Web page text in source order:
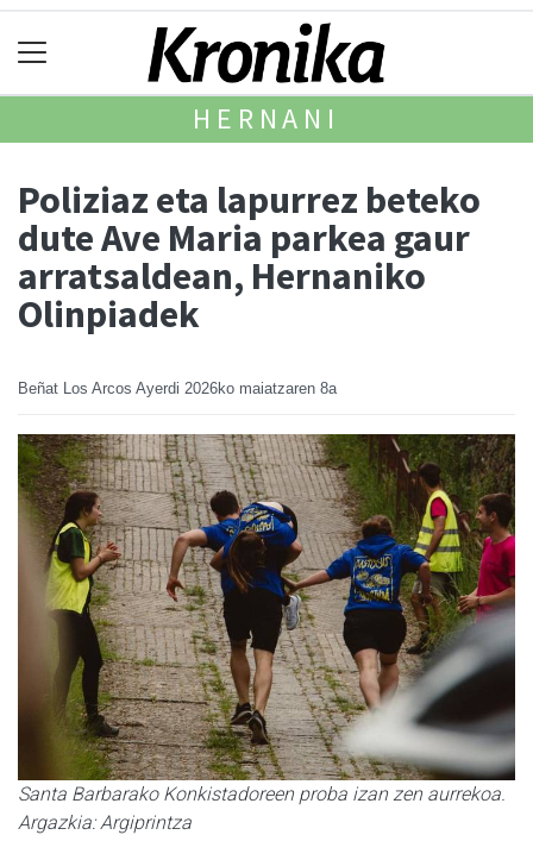
HERNANI
Poliziaz eta lapurrez beteko
dute Ave Maria parkea gaur
arratsaldean, Hernaniko
Olinpiadek
Beñat Los Arcos Ayerdi 2026ko maiatzaren 8a
Santa Barbarako Konkistadoreen proba izan zen aurrekoa.
Argazkia: Argiprintza